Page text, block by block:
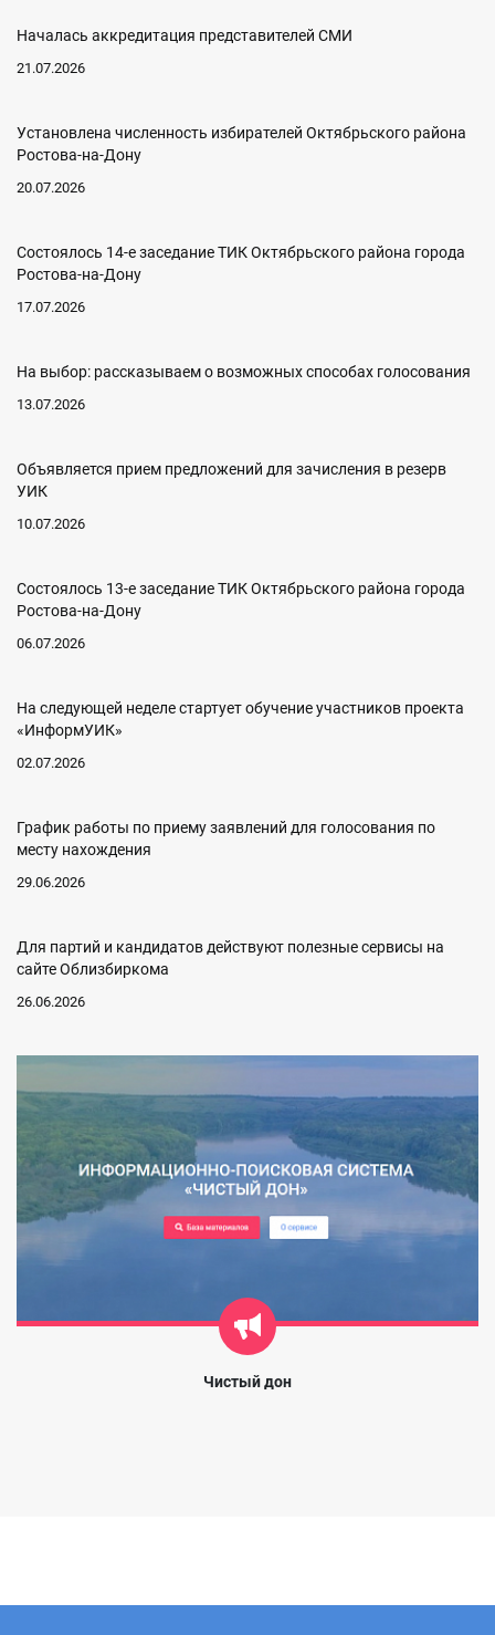
Началась аккредитация представителей СМИ
21.07.2026
Установлена численность избирателей Октябрьского района
Ростова-на-Дону
20.07.2026
Состоялось 14-е заседание ТИК Октябрьского района города
Ростова-на-Дону
17.07.2026
На выбор: рассказываем о возможных способах голосования
13.07.2026
Объявляется прием предложений для зачисления в резерв
УИК
10.07.2026
Состоялось 13-е заседание ТИК Октябрьского района города
Ростова-на-Дону
06.07.2026
На следующей неделе стартует обучение участников проекта
«ИнформУИК»
02.07.2026
График работы по приему заявлений для голосования по
месту нахождения
29.06.2026
Для партий и кандидатов действуют полезные сервисы на
сайте Облизбиркома
26.06.2026
Чистый дон